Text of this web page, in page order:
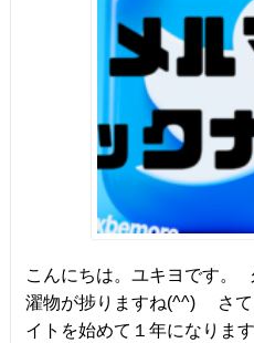
こんにちは。ユキヨです。
濯物が捗りますね(^^) さて
イトを始めて１年になりま